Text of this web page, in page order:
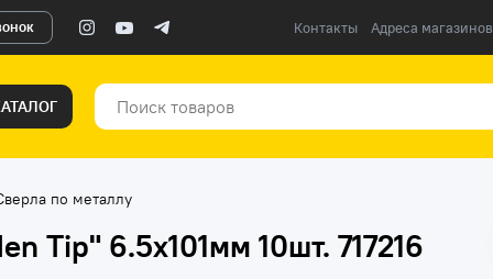
Контакты Адреса магазинов
по металлу
Tip" 6.5х101мм 10шт. 717216